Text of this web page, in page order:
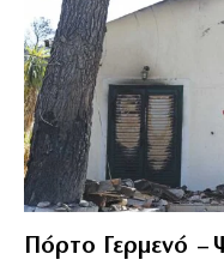
Πόρτο Γερμενό –